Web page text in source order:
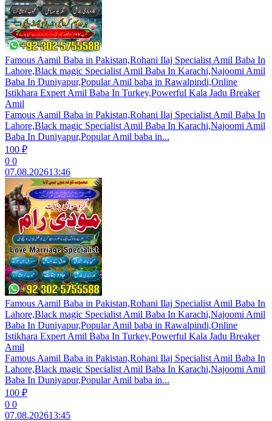
Famous Aamil Baba in Pakistan,Rohani Ilaj Specialist Amil Baba In
Lahore,Black magic Specialist Amil Baba In Karachi,Najoomi Amil
Baba In Duniyapur,Popular Amil baba in Rawalpindi,Online
Istikhara Expert Amil Baba In Turkey,Powerful Kala Jadu Breaker
Amil
Famous Aamil Baba in Pakistan,Rohani Ilaj Specialist Amil Baba In
Lahore,Black magic Specialist Amil Baba In Karachi,Najoomi Amil
Baba In Duniyapur,Popular Amil baba in...
100 ₽
0 0
07.08.202613:46
Famous Aamil Baba in Pakistan,Rohani Ilaj Specialist Amil Baba In
Lahore,Black magic Specialist Amil Baba In Karachi,Najoomi Amil
Baba In Duniyapur,Popular Amil baba in Rawalpindi,Online
Istikhara Expert Amil Baba In Turkey,Powerful Kala Jadu Breaker
Amil
Famous Aamil Baba in Pakistan,Rohani Ilaj Specialist Amil Baba In
Lahore,Black magic Specialist Amil Baba In Karachi,Najoomi Amil
Baba In Duniyapur,Popular Amil baba in...
100 ₽
0 0
07.08.202613:45